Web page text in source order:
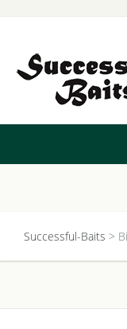
Successful-Baits >